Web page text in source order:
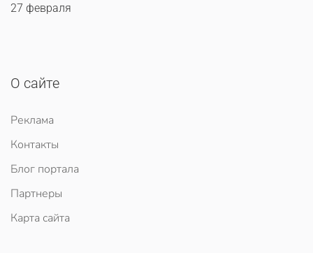
27 февраля
О сайте
Реклама
Контакты
Блог портала
Партнеры
Карта сайта